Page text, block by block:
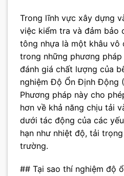
Trong lĩnh vực xây dựng
việc kiểm tra và đảm bảo
tông nhựa là một khâu vô
trong những phương
đánh giá chất lượng của
nghiệm Độ Ổn Định Động
Phương pháp này cho
hơn về khả năng chịu tải
dưới tác động của các
hạn như nhiệt độ, tải
trường.
## Tại sao thí nghiệm độ